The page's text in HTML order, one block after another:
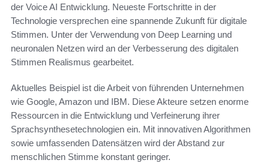
der Voice AI Entwicklung. Neueste Fortschritte in der
Technologie versprechen eine spannende Zukunft für digitale
Stimmen. Unter der Verwendung von Deep Learning und
neuronalen Netzen wird an der Verbesserung des digitalen
Stimmen Realismus gearbeitet.
Aktuelles Beispiel ist die Arbeit von führenden Unternehmen
wie Google, Amazon und IBM. Diese Akteure setzen enorme
Ressourcen in die Entwicklung und Verfeinerung ihrer
Sprachsynthesetechnologien ein. Mit innovativen Algorithmen
sowie umfassenden Datensätzen wird der Abstand zur
menschlichen Stimme konstant geringer.